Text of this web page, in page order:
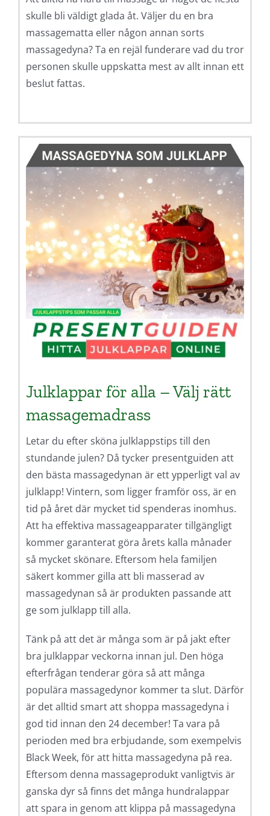
skulle bli väldigt glada åt. Väljer du en bra
massagematta eller någon annan sorts
massagedyna? Ta en rejäl funderare vad du tror
personen skulle uppskatta mest av allt innan ett
beslut fattas.
Julklappar för alla – Välj rätt
massagemadrass
Letar du efter sköna julklappstips till den
stundande julen? Då tycker presentguiden att
den bästa massagedynan är ett ypperligt val av
julklapp! Vintern, som ligger framför oss, är en
tid på året där mycket tid spenderas inomhus.
Att ha effektiva massageapparater tillgängligt
kommer garanterat göra årets kalla månader
så mycket skönare. Eftersom hela familjen
säkert kommer gilla att bli masserad av
massagedynan så är produkten passande att
ge som julklapp till alla.
Tänk på att det är många som är på jakt efter
bra julklappar veckorna innan jul. Den höga
efterfrågan tenderar göra så att många
populära massagedynor kommer ta slut. Därför
är det alltid smart att shoppa massagedyna i
god tid innan den 24 december! Ta vara på
perioden med bra erbjudande, som exempelvis
Black Week, för att hitta massagedyna på rea.
Eftersom denna massageprodukt vanligtvis är
ganska dyr så finns det många hundralappar
att spara in genom att klippa på massagedyna